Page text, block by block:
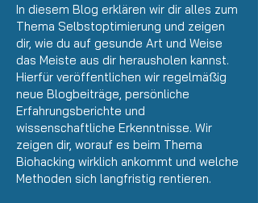
In diesem Blog erklären wir dir alles zum
Thema Selbstoptimierung und zeigen
dir, wie du auf gesunde Art und Weise
das Meiste aus dir herausholen kannst.
Hierfür veröffentlichen wir regelmäßig
neue Blogbeiträge, persönliche
Erfahrungsberichte und
wissenschaftliche Erkenntnisse. Wir
zeigen dir, worauf es beim Thema
Biohacking wirklich ankommt und welche
Methoden sich langfristig rentieren.